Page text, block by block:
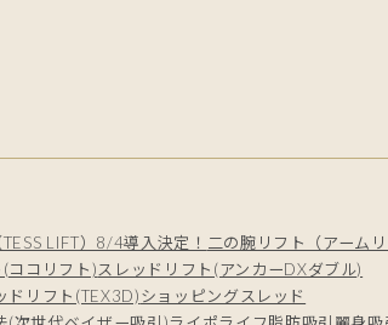
LIFT）8/4導入決定！ 二の腕リフト（アーム
ココリフト)スレッドリフト(アンカーDXダブル)
ドリフト(TEX3D)ショッピングスレッド